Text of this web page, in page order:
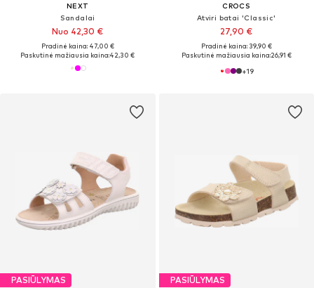
NEXT
Sandalai
Nuo 42,30 €
Pradinė kaina: 47,00 €
Paskutinė mažiausia kaina:42,30 €
CROCS
Atviri batai 'Classic'
27,90 €
Pradinė kaina: 39,90 €
Paskutinė mažiausia kaina:26,91 €
+19
PASIŪLYMAS PASIŪLYMAS